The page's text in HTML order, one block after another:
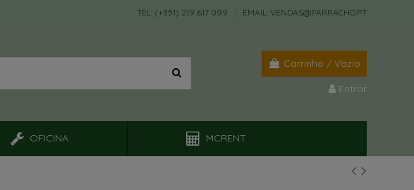
TEL: (+351) 219 617 099 EMAIL: VENDAS@PARRACHO.PT
Carrinho / Vazio
Entrar
OFICINA MCRENT